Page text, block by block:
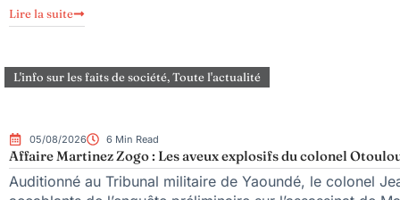
Lire la suite
L'info sur les faits de société,Toute l'actualité
05/08/2026 6 Min Read
Affaire Martinez Zogo : Les aveux explosifs du colonel
Auditionné au Tribunal militaire de Yaoundé, le colonel